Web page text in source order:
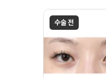
수술 전